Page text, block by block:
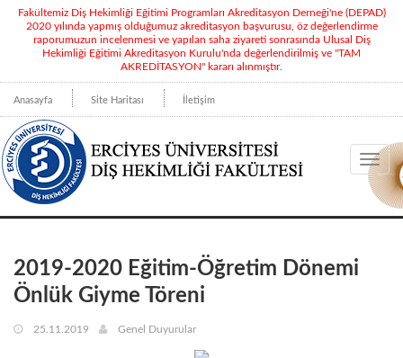
Fakültemiz Diş Hekimliği Eğitimi Programları Akreditasyon Derneği'ne (DEPAD)
2020 yılında yapmış olduğumuz akreditasyon başvurusu, öz değerlendirme
raporumuzun incelenmesi ve yapılan saha ziyareti sonrasında Ulusal Diş
Hekimliği Eğitimi Akreditasyon Kurulu'nda değerlendirilmiş ve "TAM
AKREDİTASYON" kararı alınmıştır.
Anasayfa Site Haritası İletişim
2019-2020 Eğitim-Öğretim Dönemi
Önlük Giyme Töreni
25.11.2019 Genel Duyurular